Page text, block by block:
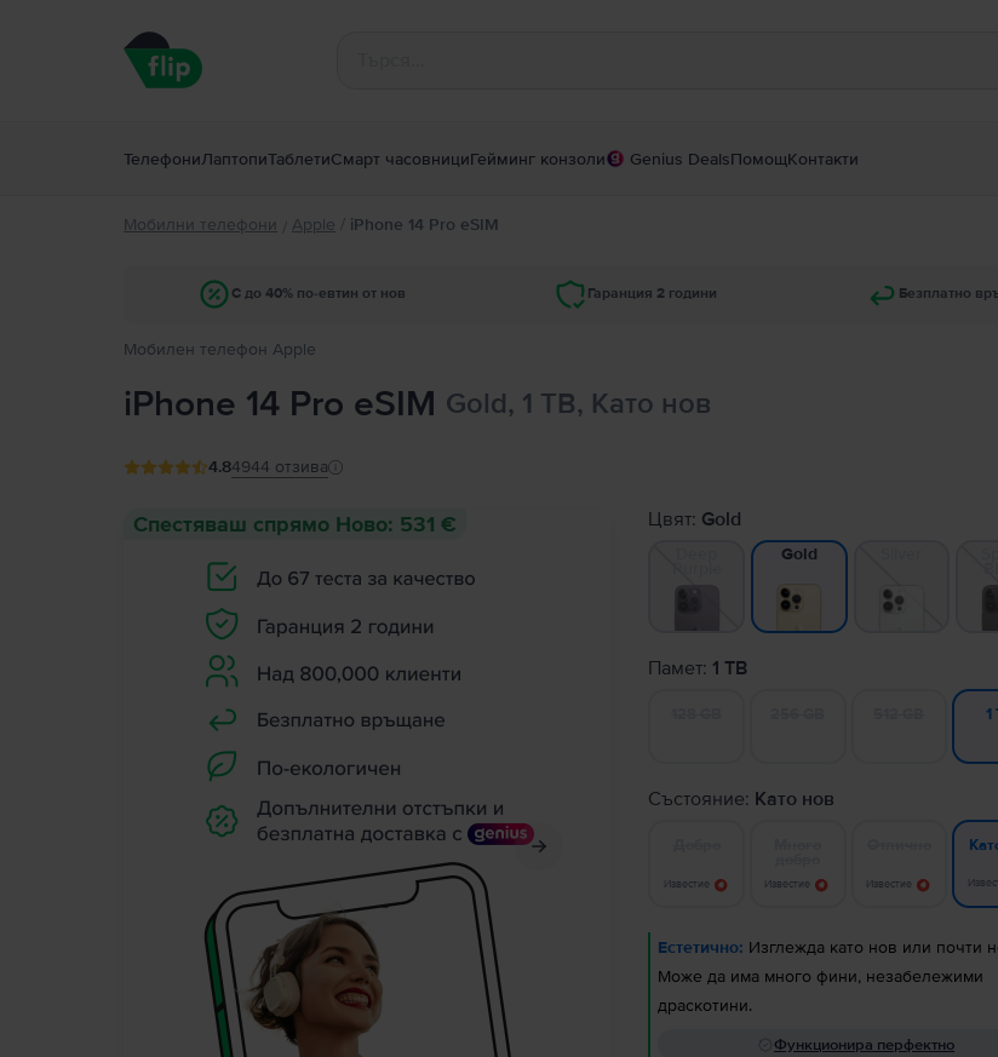
ТелефониЛаптопиТаблетиСмарт часовнициГейминг конзоли Genius DealsПомощКонтакти
Мобилни телефони / Apple / iPhone 14 Pro eSIM
С до 40% по-евтин от нов Гаранция 2 години Безплатно
Мобилен телефон Apple
iPhone 14 Pro eSIM Gold, 1 TB, Като нов
4.84944 отзива
Спестяваш спрямо Ново: 531 € Цвят: Gold
Gold
Памет: 1 TB
1
Състояние: Като нов
Известие Известие Известие
Естетично: Изглежда като нов или почти
Може да има много фини, незабележими
драскотини.
Функционира перфектно